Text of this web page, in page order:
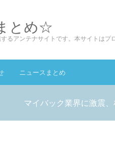
とめ☆
るアンテナサイトです。本サイトはプ
ニュースまとめ
マイバック業界に激震